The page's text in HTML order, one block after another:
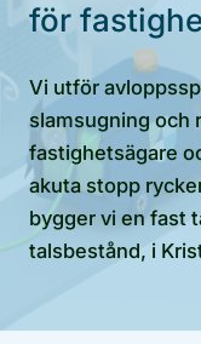
för
Vi utför
slamsugning och
fastighetsägare
akuta stopp
bygger vi en fast
talsbestånd, i